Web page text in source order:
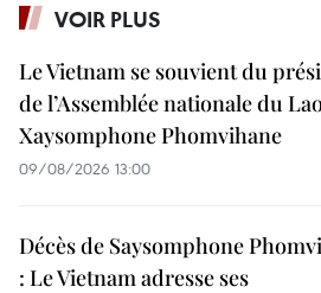
VOIR PLUS
Le Vietnam se souvient du
de l’Assemblée nationale du
Xaysomphone Phomvihane
09/08/2026 13:00
Décès de Saysomphone
: Le Vietnam adresse ses